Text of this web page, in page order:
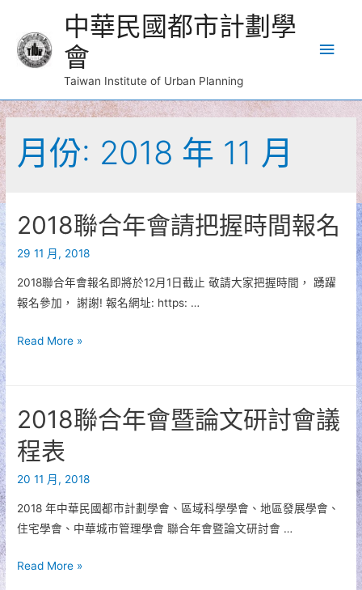
中華民國都市計劃學
會
Taiwan Institute of Urban Planning
Main
月份: 2018 年 11 月
2018聯合年會請把握時間報名
29 11 月, 2018
2018聯合年會報名即將於12月1日截止 敬請大家把握時間， 踴躍
報名參加， 謝謝! 報名網址: https: …
2018
會
請
把
握
時
間
名
Read More »
2018聯合年會暨論文研討會議
程表
20 11 月, 2018
2018 年中華民國都市計劃學會、區域科學學會、地區發展學會、
住宅學會、中華城市管理學會 聯合年會暨論文研討會 …
2018
Read More »